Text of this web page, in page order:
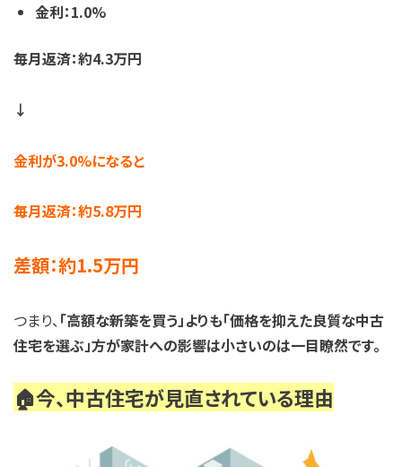
金利：1.0%
毎月返済：約4.3万円
↓
金利が3.0%になると
毎月返済：約5.8万円
差額：約1.5万円
つまり、「高額な新築を買う」よりも「価格を抑えた良質な中古
住宅を選ぶ」方が家計への影響は小さいのは一目瞭然です。
🏠今、中古住宅が見直されている理由